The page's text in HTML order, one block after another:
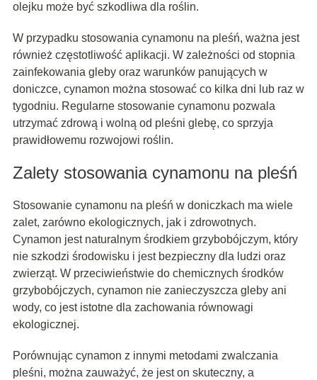
olejku może być szkodliwa dla roślin.
W przypadku stosowania cynamonu na pleśń, ważna jest
również częstotliwość aplikacji. W zależności od stopnia
zainfekowania gleby oraz warunków panujących w
doniczce, cynamon można stosować co kilka dni lub raz w
tygodniu. Regularne stosowanie cynamonu pozwala
utrzymać zdrową i wolną od pleśni glebę, co sprzyja
prawidłowemu rozwojowi roślin.
Zalety stosowania cynamonu na pleśń
Stosowanie cynamonu na pleśń w doniczkach ma wiele
zalet, zarówno ekologicznych, jak i zdrowotnych.
Cynamon jest naturalnym środkiem grzybobójczym, który
nie szkodzi środowisku i jest bezpieczny dla ludzi oraz
zwierząt. W przeciwieństwie do chemicznych środków
grzybobójczych, cynamon nie zanieczyszcza gleby ani
wody, co jest istotne dla zachowania równowagi
ekologicznej.
Porównując cynamon z innymi metodami zwalczania
pleśni, można zauważyć, że jest on skuteczny, a